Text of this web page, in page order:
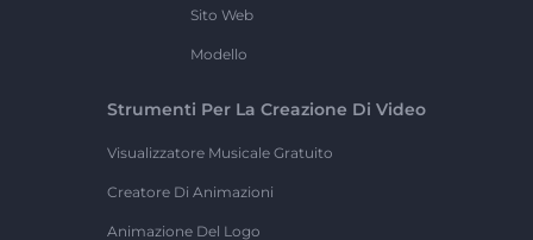
Sito Web
Modello
Strumenti Per La Creazione Di Video
Visualizzatore Musicale Gratuito
Creatore Di Animazioni
Animazione Del Logo